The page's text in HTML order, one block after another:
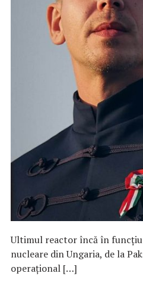
Ultimul reactor încă în
nucleare din Ungaria, de la
operaţional […]